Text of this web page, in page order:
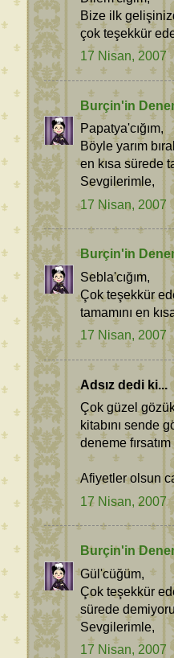
Bize ilk
çok teşekkür
17 Nisan, 2007
Burçin'in
Papatya'cığım,
Böyle yarım
en kısa sürede
Sevgilerimle,
17 Nisan, 2007
Burçin'in
Sebla'cığım,
Çok teşekkür
tamamını en
17 Nisan, 2007
Adsız dedi ki...
Çok güzel
kitabını sende
deneme
Afiyetler olsun
17 Nisan, 2007
Burçin'in
Gül'cüğüm,
Çok teşekkür
sürede
Sevgilerimle,
17 Nisan, 2007